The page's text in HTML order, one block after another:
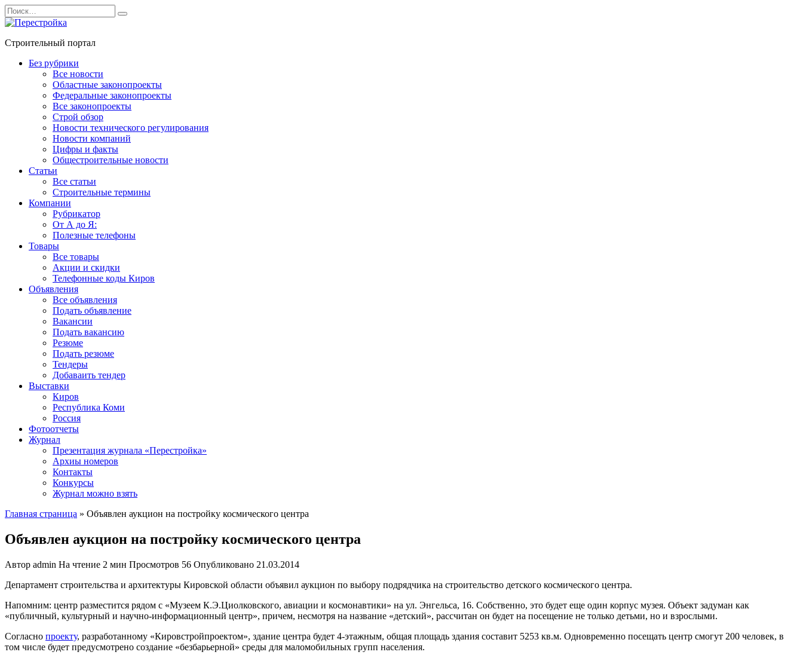
Перейти
к
содержанию
Search
for:
Строительный портал
Без рубрики
Все новости
Областные законопроекты
Федеральные законопроекты
Все законопроекты
Строй обзор
Новости технического регулирования
Новости компаний
Цифры и факты
Общестроительные новости
Статьи
Все статьи
Строительные термины
Компании
Рубрикатор
От А до Я:
Полезные телефоны
Товары
Все товары
Акции и скидки
Телефонные коды Киров
Объявления
Все объявления
Подать объявление
Вакансии
Подать вакансию
Резюме
Подать резюме
Тендеры
Добаваить тендер
Выставки
Киров
Республика Коми
Россия
Фотоотчеты
Журнал
Презентация журнала «Перестройка»
Архиы номеров
Контакты
Конкурсы
Журнал можно взять
Главная страница » Объявлен аукцион на постройку космического центра
Объявлен аукцион на постройку космического центра
Автор admin На чтение 2 мин Просмотров 56 Опубликовано 21.03.2014
Департамент строительства и архитектуры Кировской области объявил аукцион по выбору подрядчика на строительство детского космического центра.
Напомним: центр разместится рядом с «Музеем К.Э.Циолковского, авиации и космонавтики» на ул. Энгельса, 16. Собственно, это будет еще один корпус музея. Объект задуман как
«публичный, культурный и научно-информационный центр», причем, несмотря на название «детский», рассчитан он будет на посещение не только детьми, но и взрослыми.
Согласно проекту, разработанному «Кировстройпроектом», здание центра будет 4-этажным, общая площадь здания составит 5253 кв.м. Одновременно посещать центр смогут 200 человек, в
том числе будет предусмотрено создание «безбарьерной» среды для маломобильных групп населения.